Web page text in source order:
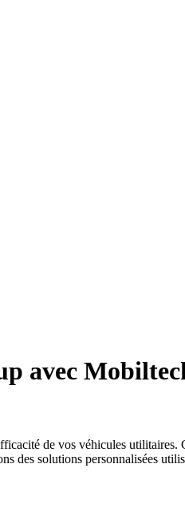
avec
de vos véhicules utilitaires.
des solutions personnalisées